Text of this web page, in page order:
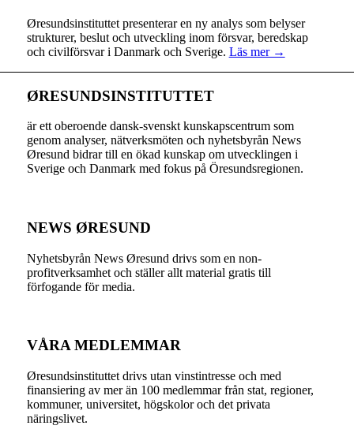
Øresundsinstituttet presenterar en ny analys som belyser
strukturer, beslut och utveckling inom försvar, beredskap
och civilförsvar i Danmark och Sverige. Läs mer →
ØRESUNDSINSTITUTTET
är ett oberoende dansk-svenskt kunskapscentrum som
genom analyser, nätverksmöten och nyhetsbyrån News
Øresund bidrar till en ökad kunskap om utvecklingen i
Sverige och Danmark med fokus på Öresundsregionen.
NEWS ØRESUND
Nyhetsbyrån News Øresund drivs som en non-
profitverksamhet och ställer allt material gratis till
förfogande för media.
VÅRA MEDLEMMAR
Øresundsinstituttet drivs utan vinst­intresse och med
finansiering av mer än 100 medlemmar från stat, regioner,
kommuner, universitet, högskolor och det privata
näringslivet.